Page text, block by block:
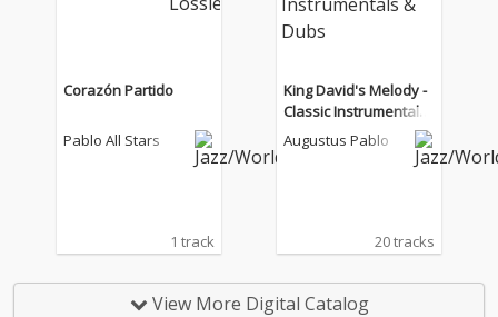
Corazón Partido
Pablo All Stars
1 track
King David's Melody -
Classic Instrumentals
& Dubs
Augustus Pablo
20 tracks
View More Digital Catalog